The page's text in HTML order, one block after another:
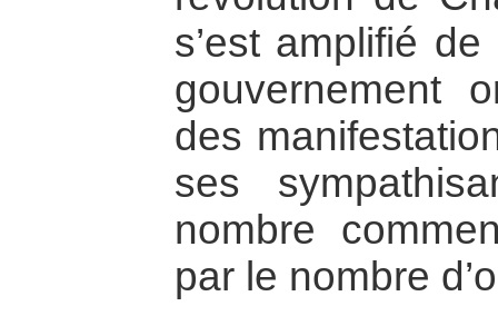
s’est amplifié
gouvernement
des
ses
nombre
par le nombre